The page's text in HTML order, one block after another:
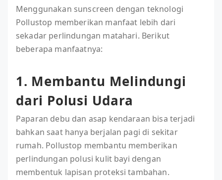
Menggunakan sunscreen dengan teknologi
Pollustop memberikan manfaat lebih dari
sekadar perlindungan matahari. Berikut
beberapa manfaatnya:
1. Membantu Melindungi
dari Polusi Udara
Paparan debu dan asap kendaraan bisa terjadi
bahkan saat hanya berjalan pagi di sekitar
rumah. Pollustop membantu memberikan
perlindungan polusi kulit bayi dengan
membentuk lapisan proteksi tambahan.